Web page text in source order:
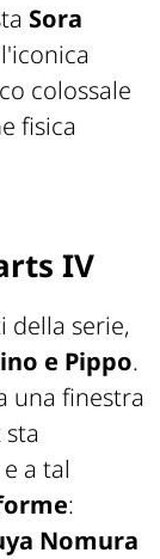
Sora
colossale
fisica
IV
della serie,
e Pippo.
una finestra
a tal
:
Nomura